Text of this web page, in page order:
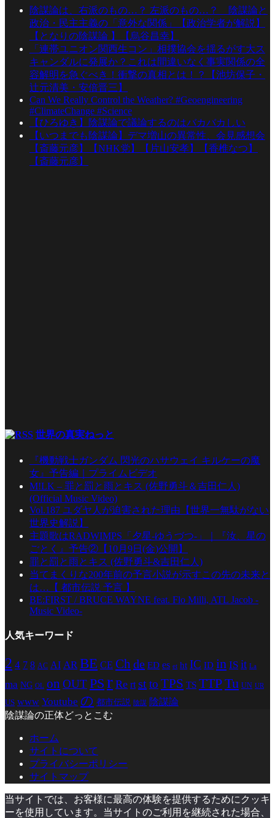
陰謀論は、右派のもの…？ 左派のもの…？ 陰謀論と
政治・民主主義の「意外な関係」【政治学者が解説】
【となりの陰謀論 】【烏谷昌幸】
「連帯ユニオン関西生コン」相撲協会を揺るがす大ス
キャンダルに発展か？これは間違いなく事実関係の全
容解明を急ぐべき！衝撃の真相とは！？【池坊保子・
辻元清美・安倍晋三】
Can We Really Control the Weather? #Geoengineering
#ClimateChange #Science
【ひろゆき】陰謀論で議論するのはバカバカしい
【いつまでも陰謀論】デマ増山の異常性、会見感想会
【斎藤元彦】【NHK党】【片山安孝】【香椎なつ】
【斎藤元彦】
世界の真実ねっと
『機動戦士ガンダム 閃光のハサウェイ キルケーの魔
女』予告編｜プライムビデオ
M!LK – 罪と罰と雨とキス (佐野勇斗＆吉田仁人)
(Official Music Video)
Vol.187 ユダヤ人が迫害された理由【世界一無駄がない
世界史解説】
主題歌はRADWIMPS「夕星-ゆうづつ-」｜『汝、星の
ごとく』予告②【10月9日(金)公開】
罪と罰と雨とキス (佐野勇斗&吉田仁人)
当てまくりな200年前の予言小説が示すこの先の未来と
は…【 都市伝説 予言 】
BE:FIRST / BRUCE WAYNE feat. Flo Milli, ATL Jacob -
Music Video-
人気キーワード
2 4 7 8 AC AI AR BE CE Ch de ED es et ht IC ID in IS it La
ma NG OL on OUTPS r Re rt stto TPS TS TTPTu UN UR
US www Youtube の 都市伝説 陰謀 陰謀論
陰謀論の正体どっとこむ
ホーム
サイトについて
プライバシーポリシー
サイトマップ
当サイトでは、お客様に最高の体験を提供するためにクッキ
ーを使用しています。当サイトのご利用を継続された場合、